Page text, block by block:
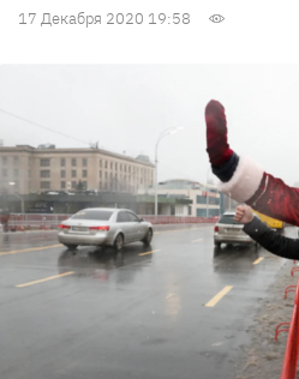
17 Декабря 2020 19:58